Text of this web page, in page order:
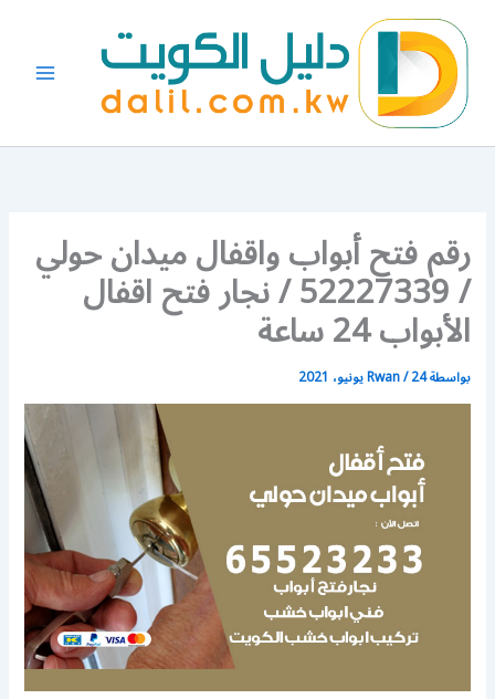
المحتوى
رقم فتح أبواب واقفال ميدان حولي
/ 52227339 / نجار فتح اقفال
الأبواب 24 ساعة
بواسطة Rwan/24 يونيو، 2021